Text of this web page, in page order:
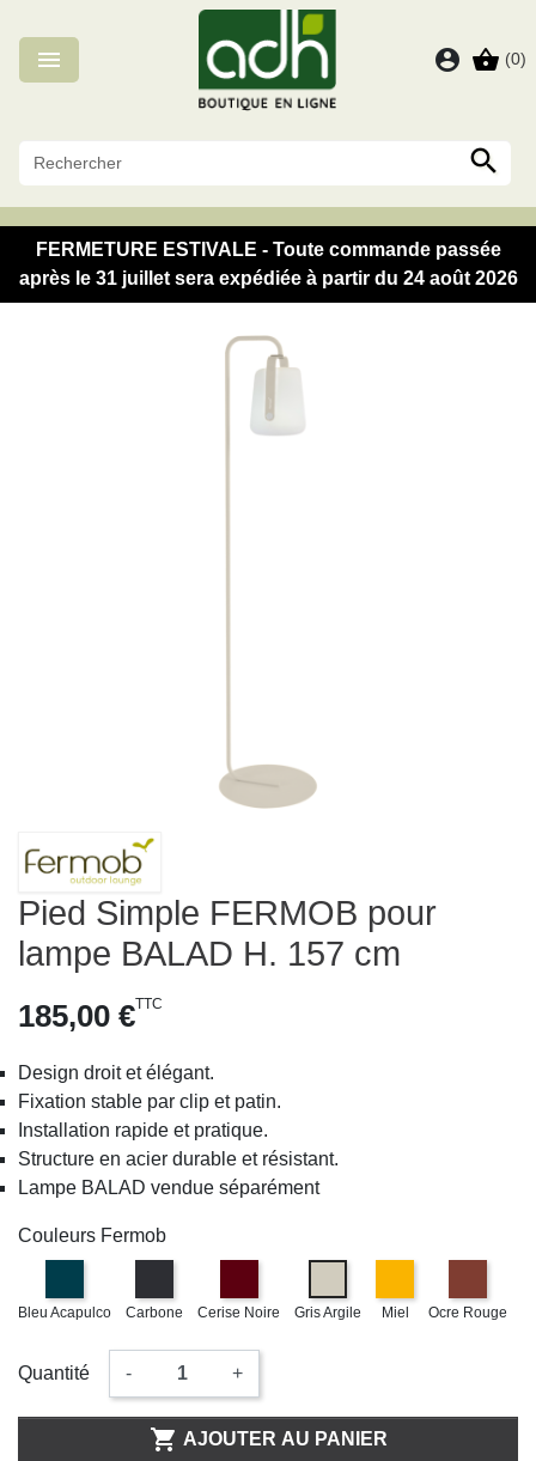
 account_circle shopping_basket (0)

FERMETURE ESTIVALE - Toute commande passée
après le 31 juillet sera expédiée à partir du 24 août 2026
Pied Simple FERMOB pour
lampe BALAD H. 157 cm
185,00 €TTC
Design droit et élégant.
Fixation stable par clip et patin.
Installation rapide et pratique.
Structure en acier durable et résistant.
Lampe BALAD vendue séparément
Couleurs Fermob
Bleu Acapulco Carbone Cerise Noire Gris Argile Miel Ocre Rouge
Quantité - +
 AJOUTER AU PANIER
Panneau de gestion des cookies